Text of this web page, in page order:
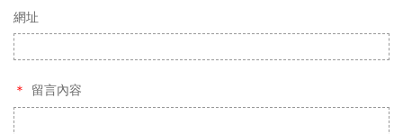
網址
留言內容